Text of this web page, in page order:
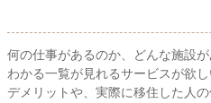
何の仕事があるのか、どんな施設
わかる一覧が見れるサービスが欲
デメリットや、実際に移住した人の